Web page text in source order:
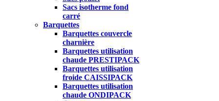
Sacs isotherme fond
carré
Barquettes
Barquettes couvercle
charnière
Barquettes utilisation
chaude PRESTIPACK
Barquettes utilisation
froide CAISSIPACK
Barquettes utilisation
chaude ONDIPACK